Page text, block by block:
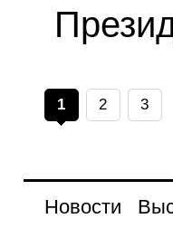
1 2 3
Новости